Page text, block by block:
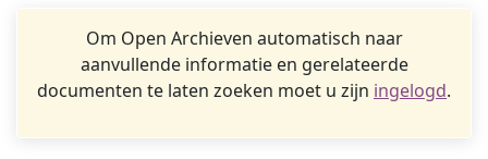
Om Open Archieven automatisch naar
aanvullende informatie en gerelateerde
documenten te laten zoeken moet u zijn ingelogd.